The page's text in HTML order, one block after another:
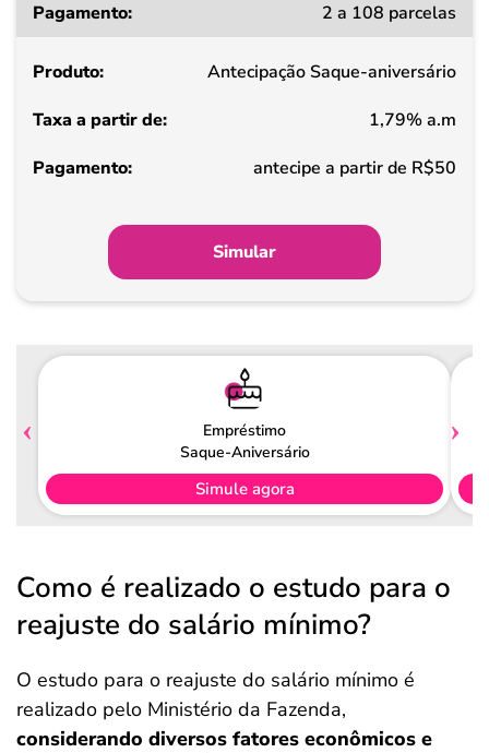
a
de
Pagamento
2 a 108 parcelas
Antecipação Saque-aniversário
1,79% a.m
antecipe a partir de R$50
Simular
Empréstimo
Saque-Aniversário
Simule agora
Como é realizado o estudo para o
reajuste do salário mínimo?
O estudo para o reajuste do salário mínimo é
realizado pelo Ministério da Fazenda,
considerando diversos fatores econômicos e